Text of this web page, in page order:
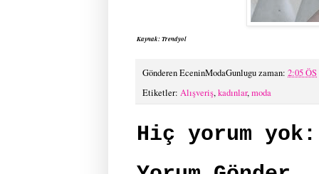
Kaynak: Trendyol
GönderenEceninModaGunluguzaman: 2:05 ÖS
Etiketler: Alışveriş,kadınlar,moda
Hiç yorum yok: